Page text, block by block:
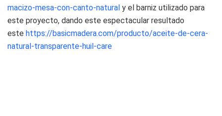
macizo-mesa-con-canto-natural y el barniz utilizado para
este proyecto, dando este espectacular resultado
este https://basicmadera.com/producto/aceite-de-cera-
natural-transparente-huil-care